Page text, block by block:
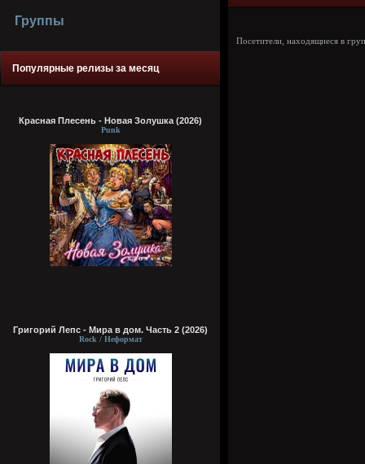
Группы
Популярные релизы за месяц
Красная Плесень - Новая Золушка (2026)
Punk
Григорий Лепс - Мира в дом. Часть 2 (2026)
Rock / Неформат
Посетители, находящиеся в